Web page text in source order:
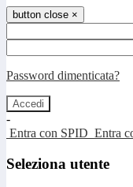
button close ×
Password dimenticata?
-
Entra con SPID Entra
Seleziona utente